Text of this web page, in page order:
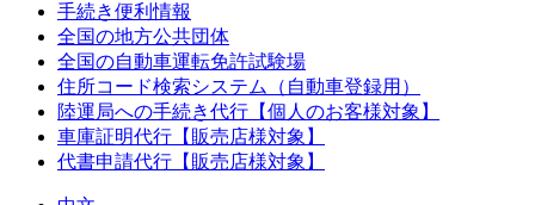
手続き便利情報
全国の地方公共団体
全国の自動車運転免許試験場
住所コード検索システム（自動車登録用）
陸運局への手続き代行【個人のお客様対象】
車庫証明代行【販売店様対象】
代書申請代行【販売店様対象】